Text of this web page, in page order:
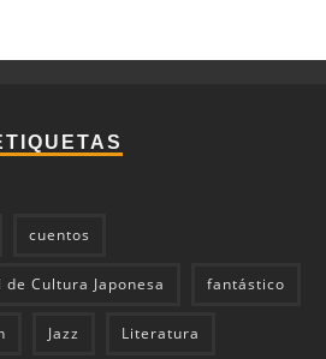
cuentos
Cultura Japonesa fantástico
Jazz Literatura